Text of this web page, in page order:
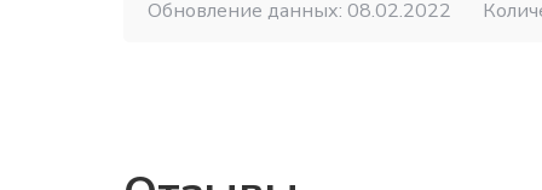
Обновление данных: 08.02.2022